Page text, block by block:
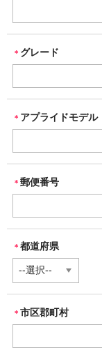
＊ グレード
＊ アプライドモデル
＊ 郵便番号
＊ 都道府県
＊ 市区郡町村